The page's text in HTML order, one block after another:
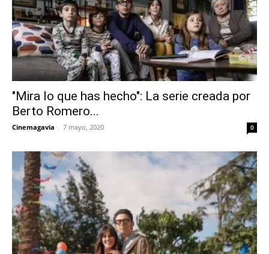
"Mira lo que has hecho": La serie creada por
Berto Romero...
Cinemagavia - 7 mayo, 2020 0